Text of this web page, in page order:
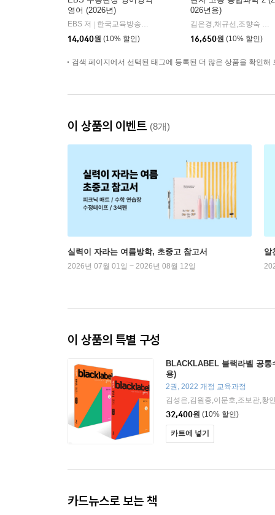
영어 (2026년)
EBS 저
한국교육방송공사
14,040원 (10% 할인)
026년용)
김은경,채규선,조향숙 등저
16,650원 (10% 할인)
검색 페이지에서 선택된 태그에 등록된 더 많은 상품을 확인해
이 상품의 이벤트 (8개)
실력이 자라는 여름방학, 초중고 참고서
2026년 07월 01일 ~ 2026년 08월 12일
알
이 상품의 특별 구성
BLACKLABEL 블랙라벨 공통
용)
2권, 2022 개정 교육과정
김성은,김원중,이문호,조보관,황
32,400원 (10% 할인)
카트에 넣기
카드뉴스로 보는 책